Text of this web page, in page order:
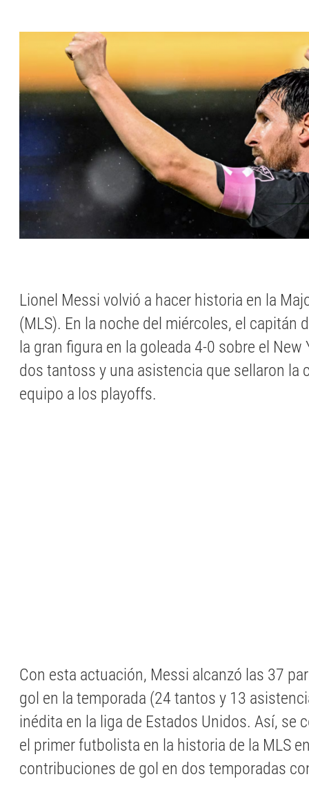
Lionel Messi volvió a hacer historia en la
(MLS). En la noche del miércoles, el capitán
la gran figura en la goleada 4-0 sobre el New
dos tantoss y una asistencia que sellaron la
equipo a los playoffs.
Con esta actuación, Messi alcanzó las 37
gol en la temporada (24 tantos y 13
inédita en la liga de Estados Unidos. Así, se
el primer futbolista en la historia de la MLS
contribuciones de gol en dos temporadas